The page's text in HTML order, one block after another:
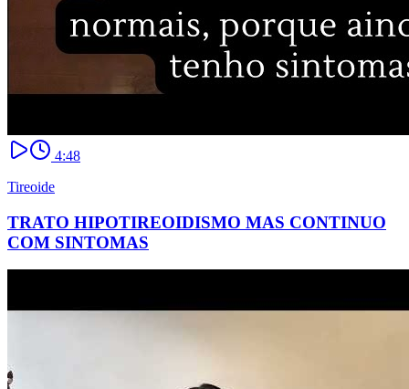
4:48
Tireoide
TRATO HIPOTIREOIDISMO MAS CONTINUO
COM SINTOMAS